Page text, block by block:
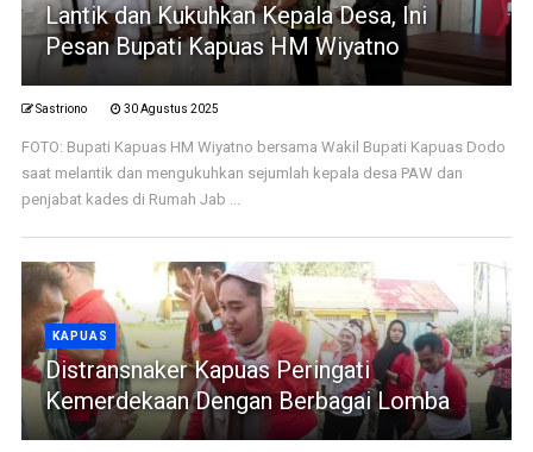
Lantik dan Kukuhkan Kepala Desa, Ini
Pesan Bupati Kapuas HM Wiyatno
Sastriono 30 Agustus 2025
FOTO: Bupati Kapuas HM Wiyatno bersama Wakil Bupati Kapuas Dodo
saat melantik dan mengukuhkan sejumlah kepala desa PAW dan
penjabat kades di Rumah Jab ...
KAPUAS
Distransnaker Kapuas Peringati
Kemerdekaan Dengan Berbagai Lomba